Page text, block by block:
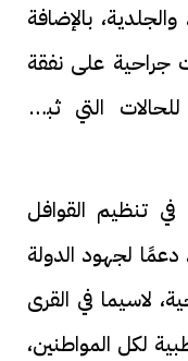
بالإضافة
جراحية على نفقة
طبية للحالات التي ثبت
في تنظيم القوافل
دعمًا لجهود الدولة
لاسيما في القرى
لكل المواطنين،